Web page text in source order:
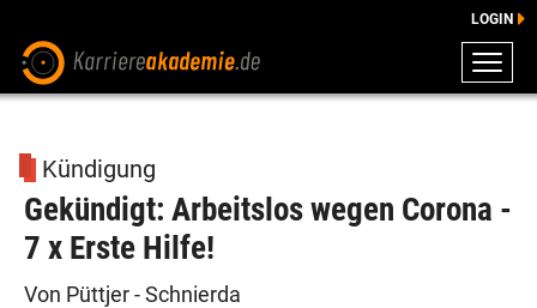
ENGLISCHE DOWNLOADS
E-LEARNING
FAQ
BERATUNG
LOGIN
Kündigung
Gekündigt: Arbeitslos wegen Corona -
7 x Erste Hilfe!
Von Püttjer - Schnierda